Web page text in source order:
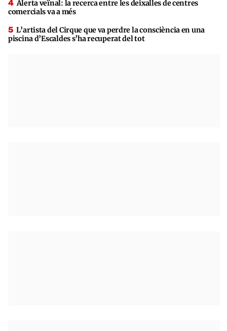
Alerta veïnal: la recerca entre les deixalles de centres
comercials va a més
L’artista del Cirque que va perdre la consciència en una
piscina d’Escaldes s’ha recuperat del tot